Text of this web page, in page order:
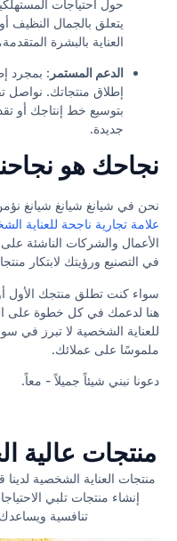
حول احتياجات
يتعلق بالجمال النظيف
العناية بالبشرة
الدعم المستمر : بمجرد
إطلاق منتجاتك. نواصل
بتوسيع خط إنتاجك أو
جديدة.
نجاحك هو
نحن في شيانغ شيانغ شيانغ
علامة تجارية ناجحة للعناية
الأعمال والشركات الناشئة
في التصنيع ورؤيتك لابتكار
سواء كنت تطلق منتجك الأول
هنا لدعمك في كل خطوة على
للعناية الشخصية لا تبرز في
ملموسًا على عملائك.
دعونا نبني شيئاً جميلاً - معاً.
منتجات عالية
منتجات العناية الشخصية
إنشاء منتجات تلبي
تنافسية